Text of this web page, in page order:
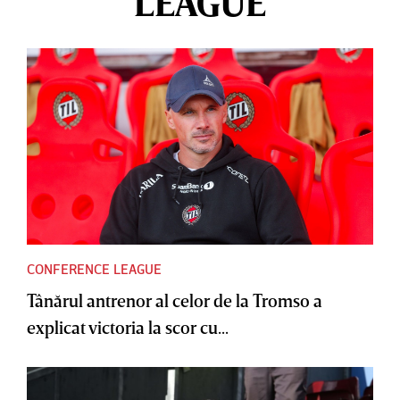
CONFERENCE LEAGUE
Tânărul antrenor al celor de la Tromso a
explicat victoria la scor cu...